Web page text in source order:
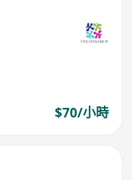
$70/小時